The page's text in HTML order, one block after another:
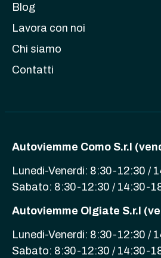
Blog
Lavora con noi
Chi siamo
Contatti
Autoviemme Como S.r.l
Lunedi-Venerdi: 8:30-12:30 /
Sabato: 8:30-12:30 / 14:30-
Autoviemme Olgiate S.r.l
Lunedi-Venerdi: 8:30-12:30 /
Sabato: 8:30-12:30 / 14:30-